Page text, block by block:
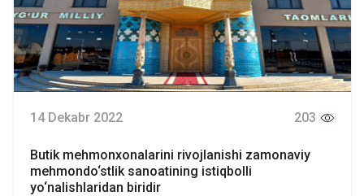
14 Dekabr 2022 203
Butik mehmonxonalarini rivojlanishi zamonaviy
mehmondo‘stlik sanoatining istiqbolli
yo‘nalishlaridan biridir